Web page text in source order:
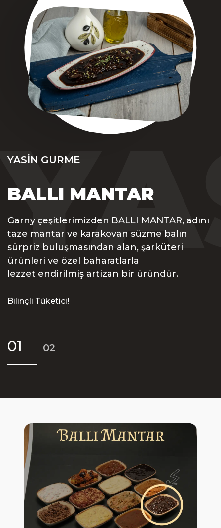
YASIN GURME
BALLI MANTAR
Garny çeşitlerimizden BALLI MANTAR, adını
taze mantar ve karakovan süzme balın
sürpriz buluşmasından alan, şarküteri
ürünleri ve özel baharatlarla
lezzetlendirilmiş artizan bir üründür.
Bilinçli Tüketici!